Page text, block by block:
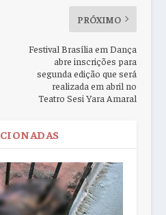
PRÓXIMO
Festival Brasília em Dança
abre inscrições para
segunda edição que será
realizada em abril no
Teatro Sesi Yara Amaral